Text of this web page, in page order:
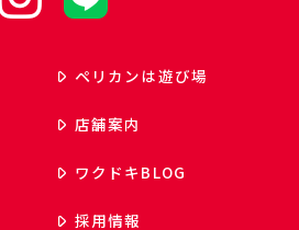
ペリカンは遊び場
店舗案内
ワクドキBLOG
採用情報